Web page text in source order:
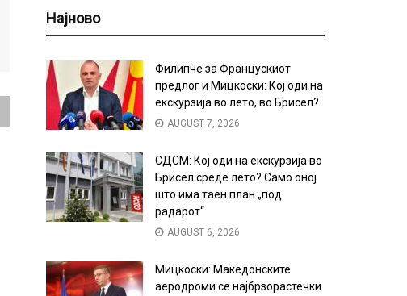
Најново
Филипче за Францускиот
предлог и Мицкоски: Кој оди на
екскурзија во лето, во Брисел?
AUGUST 7, 2026
СДСМ: Кој оди на екскурзија во
Брисел среде лето? Само оној
што има таен план „под
радарот“
AUGUST 6, 2026
Мицкоски: Македонските
аеродроми се најбрзорастечки